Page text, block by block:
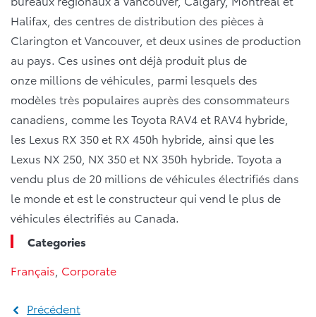
Halifax, des centres de distribution des pièces à
Clarington et Vancouver, et deux usines de production
au pays. Ces usines ont déjà produit plus de
onze millions de véhicules, parmi lesquels des
modèles très populaires auprès des consommateurs
canadiens, comme les Toyota RAV4 et RAV4 hybride,
les Lexus RX 350 et RX 450h hybride, ainsi que les
Lexus NX 250, NX 350 et NX 350h hybride. Toyota a
vendu plus de 20 millions de véhicules électrifiés dans
le monde et est le constructeur qui vend le plus de
véhicules électrifiés au Canada.
Categories
Français Corporate
Précédent